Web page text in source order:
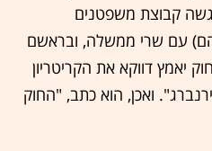
קבוצת משפטנים
עם שרי ממשלה, ובראשם
יאמץ דווקא את הקריטריון
ואכן, הוא כתב, "החוק